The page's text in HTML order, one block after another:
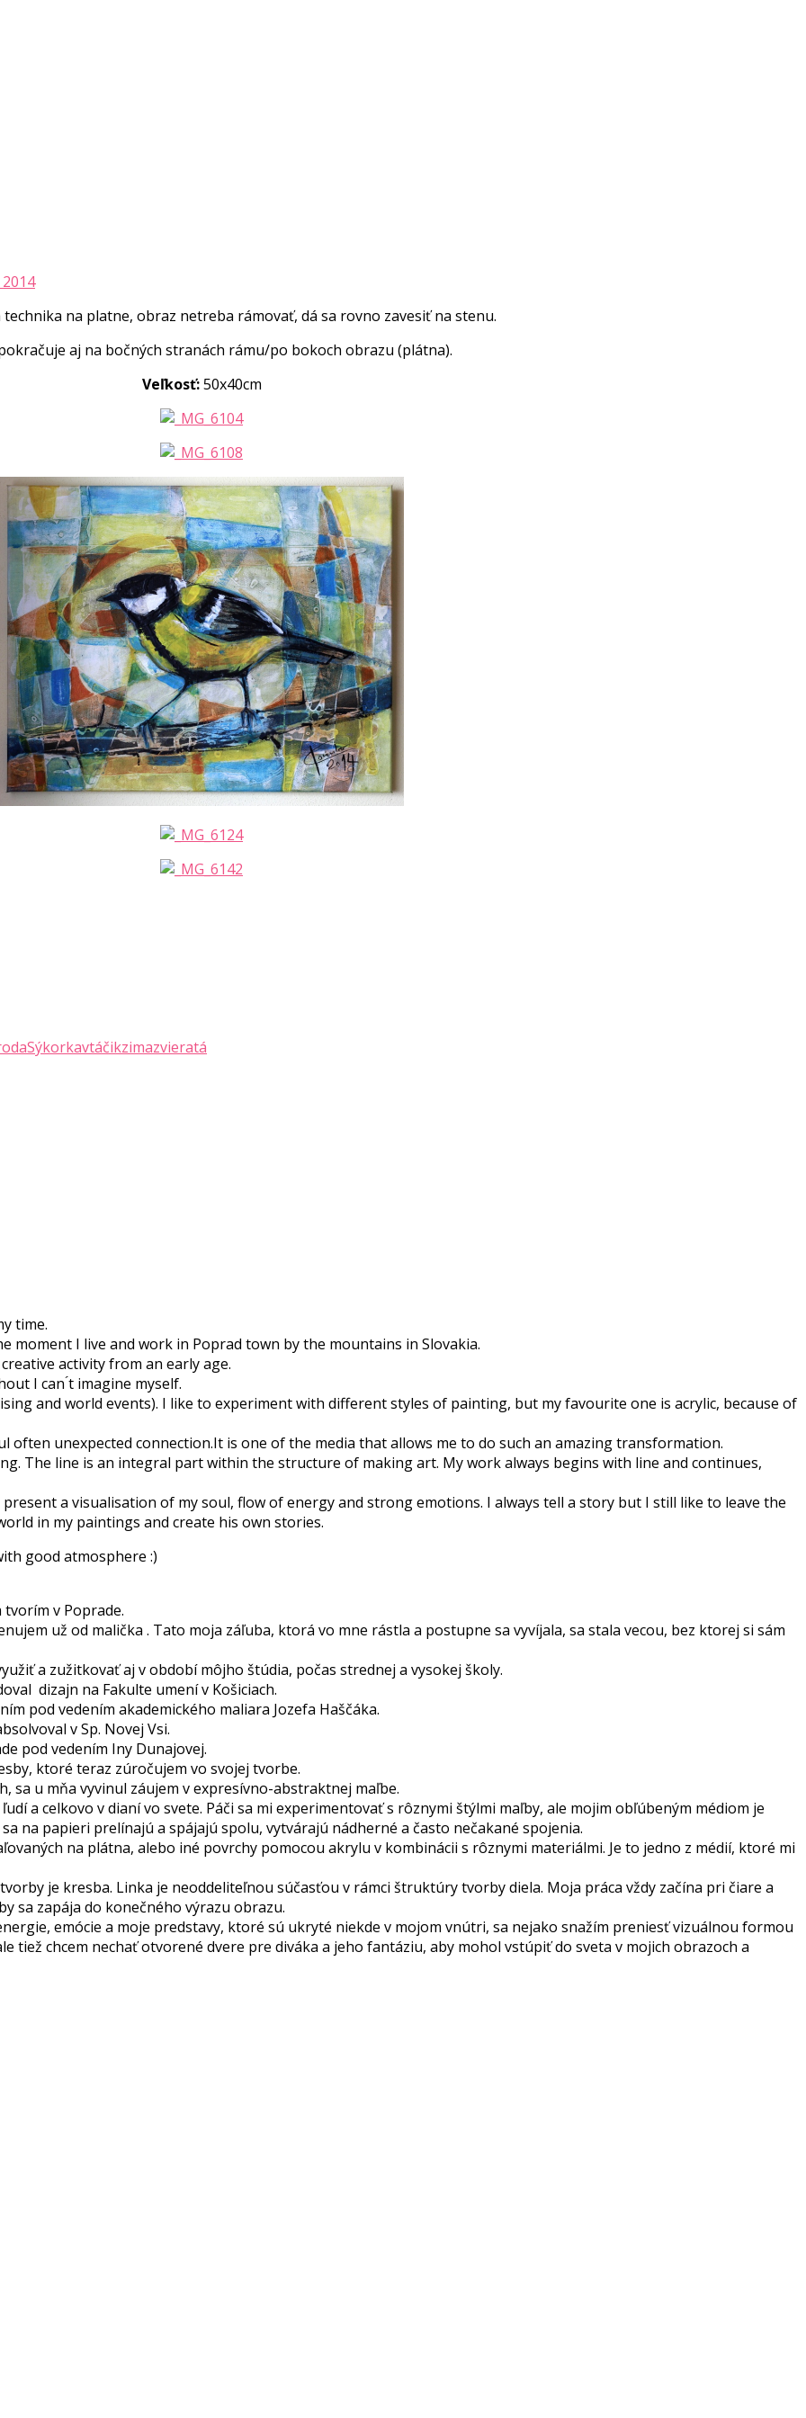
na platne, obraz netreba rámovať, dá sa rovno zavesiť na stenu.
aj na bočných stranách rámu/po bokoch obrazu (plátna).
Veľkosť:50x40cm
Sýkorkavtáčikzimazvieratá
time.
moment I live and work in Poprad town by the mountains in Slovakia.
activity from an early age.
I can ́t imagine myself.
and world events). I like to experiment with different styles of painting, but my favourite one is acrylic, because of
unexpected connection.It is one of the media that allows me to do such an amazing transformation.
The line is an integral part within the structure of making art. My work always begins with line and continues,
a visualisation of my soul, flow of energy and strong emotions. I always tell a story but I still like to leave the
in my paintings and create his own stories.
good atmosphere :)
v Poprade.
už od malička . Tato moja záľuba, ktorá vo mne rástla a postupne sa vyvíjala, sa stala vecou, bez ktorej si sám
a zužitkovať aj v období môjho štúdia, počas strednej a vysokej školy.
dizajn na Fakulte umení v Košiciach.
pod vedením akademického maliara Jozefa Haščáka.
v Sp. Novej Vsi.
pod vedením Iny Dunajovej.
ktoré teraz zúročujem vo svojej tvorbe.
sa u mňa vyvinul záujem v expresívno-abstraktnej maľbe.
a celkovo v dianí vo svete. Páči sa mi experimentovať s rôznymi štýlmi maľby, ale mojim obľúbeným médiom je
na papieri prelínajú a spájajú spolu, vytvárajú nádherné a často nečakané spojenia.
na plátna, alebo iné povrchy pomocou akrylu v kombinácii s rôznymi materiálmi. Je to jedno z médií, ktoré mi
je kresba. Linka je neoddeliteľnou súčasťou v rámci štruktúry tvorby diela. Moja práca vždy začína pri čiare a
sa zapája do konečného výrazu obrazu.
emócie a moje predstavy, ktoré sú ukryté niekde v mojom vnútri, sa nejako snažím preniesť vizuálnou formou
tiež chcem nechať otvorené dvere pre diváka a jeho fantáziu, aby mohol vstúpiť do sveta v mojich obrazoch a